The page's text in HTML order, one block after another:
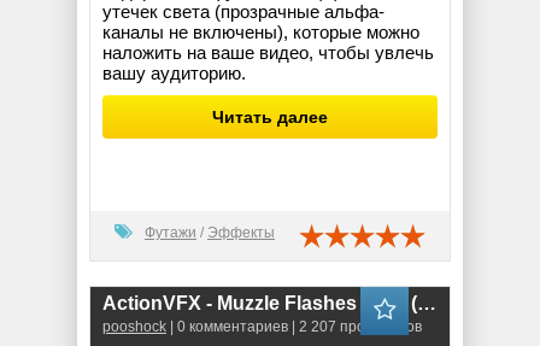
утечек света (прозрачные альфа-
каналы не включены), которые можно
наложить на ваше видео, чтобы увлечь
вашу аудиторию.
Читать далее
Футажи / Эффекты
ActionVFX - Muzzle Flashes Vol.2 (MOV,PNG,EXR)
pooshock | 0 комментариев | 2 207 просмотров